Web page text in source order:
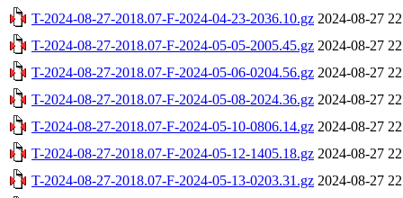
T-2024-08-27-2018.07-F-2024-04-23-2036.10.gz 2024-08-27
T-2024-08-27-2018.07-F-2024-05-05-2005.45.gz 2024-08-27
T-2024-08-27-2018.07-F-2024-05-06-0204.56.gz 2024-08-27
T-2024-08-27-2018.07-F-2024-05-08-2024.36.gz 2024-08-27
T-2024-08-27-2018.07-F-2024-05-10-0806.14.gz 2024-08-27
T-2024-08-27-2018.07-F-2024-05-12-1405.18.gz 2024-08-27
T-2024-08-27-2018.07-F-2024-05-13-0203.31.gz 2024-08-27